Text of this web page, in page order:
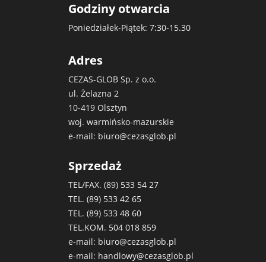
Godziny otwarcia
Poniedziałek-Piątek: 7:30-15.30
Adres
CEZAS-GLOB Sp. z o.o.
ul. Żelazna 2
10-419 Olsztyn
woj. warmińsko-mazurskie
e-mail: biuro@cezasglob.pl
Sprzedaż
TEL/FAX. (89) 533 54 27
TEL. (89) 533 42 65
TEL. (89) 533 48 60
TEL.KOM. 504 018 859
e-mail: biuro@cezasglob.pl
e-mail: handlowy@cezasglob.pl